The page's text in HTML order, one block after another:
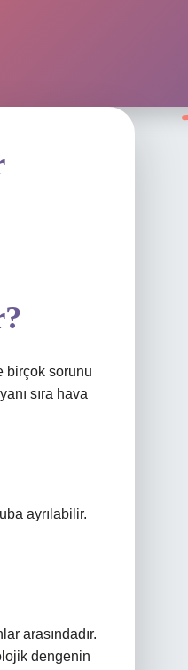
birçok sorunu
sıra hava
ayrılabilir.
arasındadır.
dengenin